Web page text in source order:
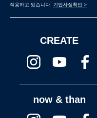
적용하고 있습니다. 기업사실확인 >
CREATE
now & than